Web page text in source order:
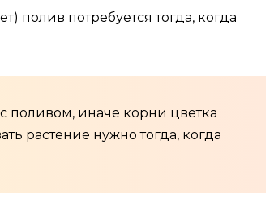
полив потребуется тогда, когда
поливом, иначе корни цветка
растение нужно тогда, когда